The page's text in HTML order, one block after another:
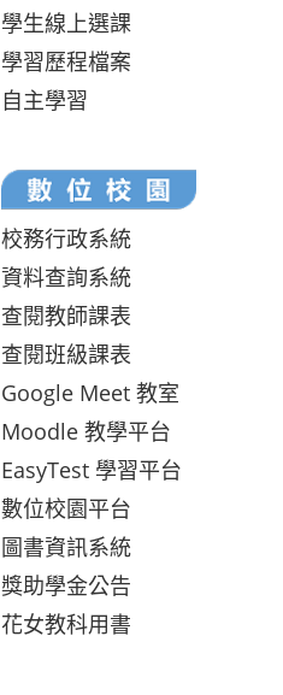
學生線上選課
學習歷程檔案
自主學習
校務行政系統
資料查詢系統
查閱教師課表
查閱班級課表
Google Meet 教室
Moodle 教學平台
EasyTest 學習平台
數位校園平台
圖書資訊系統
獎助學金公告
花女教科用書